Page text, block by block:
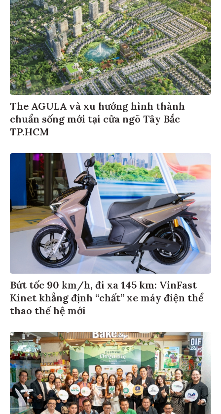
The AGULA và xu hướng hình thành
chuẩn sống mới tại cửa ngõ Tây Bắc
TP.HCM
Bứt tốc 90 km/h, đi xa 145 km: VinFast
Kinet khẳng định “chất” xe máy điện thể
thao thế hệ mới